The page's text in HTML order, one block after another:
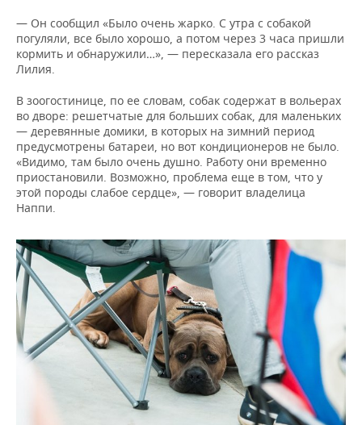
— Он сообщил «Было очень жарко. С утра с собакой
погуляли, все было хорошо, а потом через 3 часа пришли
кормить и обнаружили…», — пересказала его рассказ
Лилия.
В зоогостинице, по ее словам, собак содержат в вольерах
во дворе: решетчатые для больших собак, для маленьких
— деревянные домики, в которых на зимний период
предусмотрены батареи, но вот кондиционеров не было.
«Видимо, там было очень душно. Работу они временно
приостановили. Возможно, проблема еще в том, что у
этой породы слабое сердце», — говорит владелица
Наппи.